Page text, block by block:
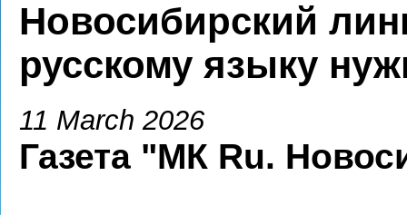
Новосибирский
русскому языку
11 March 2026
Газета "МК Ru.